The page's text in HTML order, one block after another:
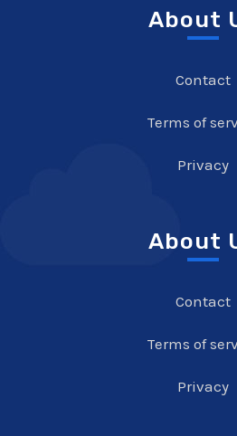
About
Contact
Terms of
Privacy
About
Contact
Terms of
Privacy